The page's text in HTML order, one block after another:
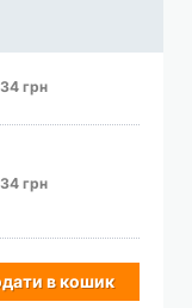
грн
грн
в кошик